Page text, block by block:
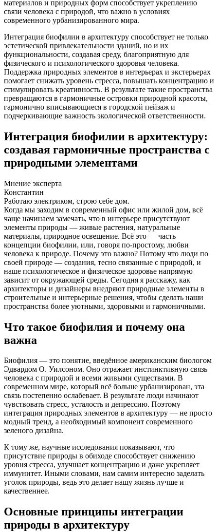
материалов и природных форм способствует укреплению
связи человека с природой, что важно в условиях
современного урбанизированного мира.
Интеграция биофилии в архитектуру способствует не только
эстетической привлекательности зданий, но и их
функциональности, создавая среду, благоприятную для
физического и психологического здоровья человека.
Поддержка природных элементов в интерьерах и экстерьерах
помогает снижать уровень стресса, повышать концентрацию и
стимулировать креативность. В результате такие пространства
превращаются в гармоничные островки природной красоты,
гармонично вписывающиеся в городской пейзаж и
подчеркивающие важность экологической ответственности.
Интеграция биофилии в архитектуру:
создавая гармоничные пространства с
природными элементами
Мнение эксперта
Константин
Работаю электриком, строю себе дом.
Когда мы заходим в современный офис или жилой дом, всё
чаще начинаем замечать, что в интерьере присутствуют
элементы природы — живые растения, натуральные
материалы, природное освещение. Всё это — часть
концепции биофилии, или, говоря по-простому, любви
человека к природе. Почему это важно? Потому что люди по
своей природе — создания, тесно связанные с природой, и
наше психологическое и физическое здоровье напрямую
зависит от окружающей среды. Сегодня я расскажу, как
архитекторы и дизайнеры внедряют природные элементы в
строительные и интерьерные решения, чтобы сделать наши
пространства более уютными, здоровыми и гармоничными.
Что такое биофилия и почему она
важна
Биофилия — это понятие, введённое американским биологом
Эдвардом О. Уилсоном. Оно отражает инстинктивную связь
человека с природой и всеми живыми существами. В
современном мире, который всё больше урбанизирован, эта
связь постепенно ослабевает. В результате люди начинают
чувствовать стресс, усталость и депрессию. Поэтому
интеграция природных элементов в архитектуру — не просто
модный тренд, а необходимый компонент современного
зеленого дизайна.
К тому же, научные исследования показывают, что
присутствие природы в обиходе способствует снижению
уровня стресса, улучшает концентрацию и даже укрепляет
иммунитет. Иными словами, нам самим интересно заделать
уголок природы, ведь это делает нашу жизнь лучше и
качественнее.
Основные принципы интеграции
природы в архитектуру